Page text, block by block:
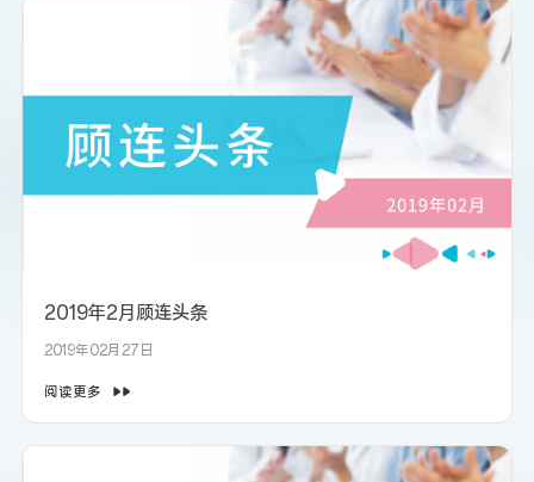
2019年2月顾连头条
2019年02月27日
阅读更多